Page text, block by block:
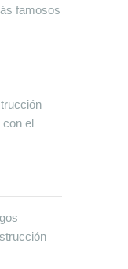
famosos
con el